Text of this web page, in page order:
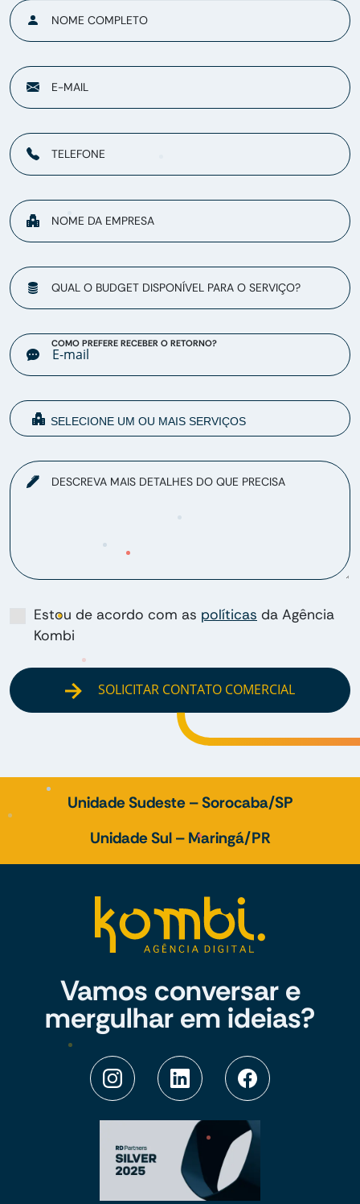
NOME COMPLETO
E-MAIL
TELEFONE
NOME DA EMPRESA
QUAL O BUDGET DISPONÍVEL PARA O SERVIÇO?
COMO PREFERE RECEBER O RETORNO?
DESCREVA MAIS DETALHES DO QUE PRECISA
Estou de acordo com as políticas da Agência
Kombi
SOLICITAR CONTATO COMERCIAL
Unidade Sudeste – Sorocaba/SP
Unidade Sul – Maringá/PR
Vamos conversar e
mergulhar em ideias?